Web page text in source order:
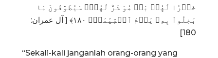
خَيۡرٗا لَّهُمۖ بَلۡ هُوَ شَرّٞ لَّهُمۡۖ سَيُطَوَّقُونَ مَا
بَخِلُواْ بِهِۦ يَوۡمَ ٱلۡقِيَٰمَةِۗ ١٨٠﴾ [ آل عمران:
180]
“Sekali-kali janganlah orang-orang yang